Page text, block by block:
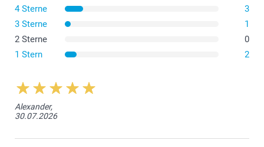
4 Sterne
3
3 Sterne
1
2 Sterne
0
1 Stern
2
Alexander,
30.07.2026